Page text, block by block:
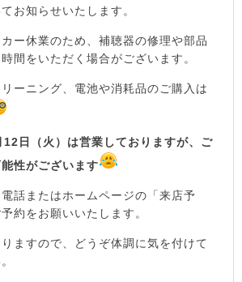
お知らせいたします。
ー休業のため、補聴器の修理や部品
間をいただく場合がございます。
ーニング、電池や消耗品のご購入は
日（火）は営業しておりますが、ご
性がございます
話またはホームページの「来店予
約をお願いいたします。
ますので、どうぞ体調に気を付けて